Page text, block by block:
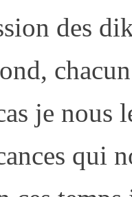
des
je nous
qui